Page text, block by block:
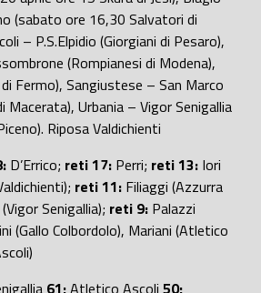
(sabato ore 16,30 Salvatori di
– P.S.Elpidio (Giorgiani di Pesaro),
(Rompianesi di Modena),
Fermo), Sangiustese – San Marco
Macerata), Urbania – Vigor Senigallia
Riposa Valdichienti
D’Errico; reti 17: Perri; reti 13: Iori
reti 11: Filiaggi (Azzurra
Senigallia); reti 9: Palazzi
(Gallo Colbordolo), Mariani (Atletico